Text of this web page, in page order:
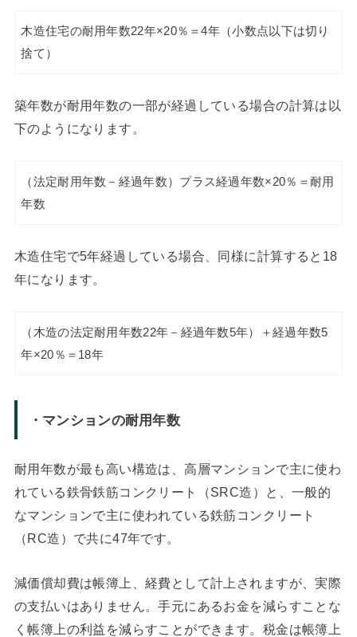
木造住宅の耐用年数22年×20％＝4年（小数点以下は切り
捨て）
築年数が耐用年数の一部が経過している場合の計算は以
下のようになります。
（法定耐用年数－経過年数）プラス経過年数×20％＝耐用
年数
木造住宅で5年経過している場合、同様に計算すると18
年になります。
（木造の法定耐用年数22年－経過年数5年）＋経過年数5
年×20％＝18年
・マンションの耐用年数
耐用年数が最も高い構造は、高層マンションで主に使わ
れている鉄骨鉄筋コンクリート（SRC造）と、一般的
なマンションで主に使われている鉄筋コンクリート
（RC造）で共に47年です。
減価償却費は帳簿上、経費として計上されますが、実際
の支払いはありません。手元にあるお金を減らすことな
く帳簿上の利益を減らすことができます。税金は帳簿上